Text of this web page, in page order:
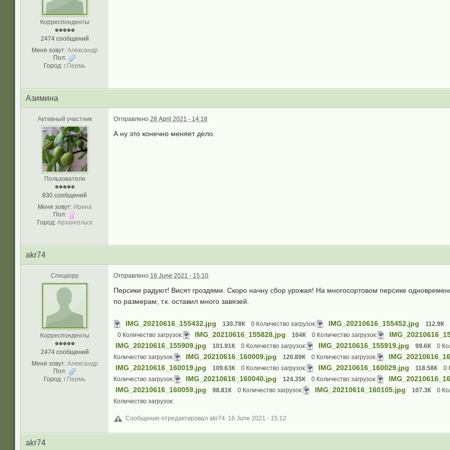
Корреспонденты
2474 сообщений
Меня зовут: Александр
Пол:
Город: г.Пермь
Азимина
Активный участник
Пользователи
830 сообщений
Меня зовут: Ирина
Пол:
Город: Архангельск
Отправлено 28 April 2021 - 14:18
А ну это конечно меняет дело.
akr74
Спецкорр
Корреспонденты
2474 сообщений
Меня зовут: Александр
Пол:
Город: г.Пермь
Отправлено 16 June 2021 - 15:10
Персики радуют! Висят гроздями. Скоро начну сбор урожая! На многосортовом персике
по размерам, т.к. оставил много завязей.
IMG_20210616_155432.jpg 130.78К 0 Количество загрузок: IMG_20210616_155452.jpg
112.9К
0 Количество загрузок:
IMG_20210616_155828.jpg 104К 0 Количество загрузок:
IMG_20210616_155909.jpg
101.91К 0 Количество загрузок: IMG_20210616_155919.jpg 99.6К
0
Количество загрузок:
IMG_20210616_160009.jpg 120.89К 0 Количество загрузок:
IMG_20210616_160019.jpg
109.63К 0 Количество загрузок: IMG_20210616_160029.jpg 118.58К
0
Количество загрузок:
IMG_20210616_160040.jpg 124.35К 0 Количество загрузок:
IMG_20210616_160059.jpg
98.81К 0 Количество загрузок: IMG_20210616_160105.jpg 107.3К
0
Количество загрузок:
Сообщение отредактировал akr74: 16 June 2021 - 15:12
akr74